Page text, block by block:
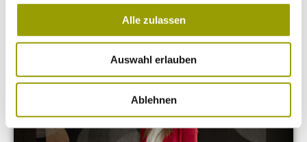
Alle zulassen
Auswahl erlauben
Ablehnen
Betriebsjubiläum: 10 fantastische Jahre